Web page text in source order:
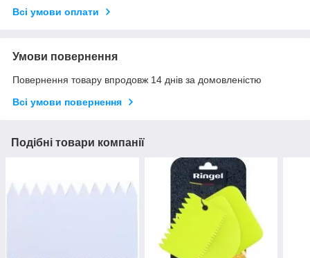
Всі умови оплати
Умови повернення
Повернення товару впродовж 14 днів за домовленістю
Всі умови повернення
Подібні товари компанії